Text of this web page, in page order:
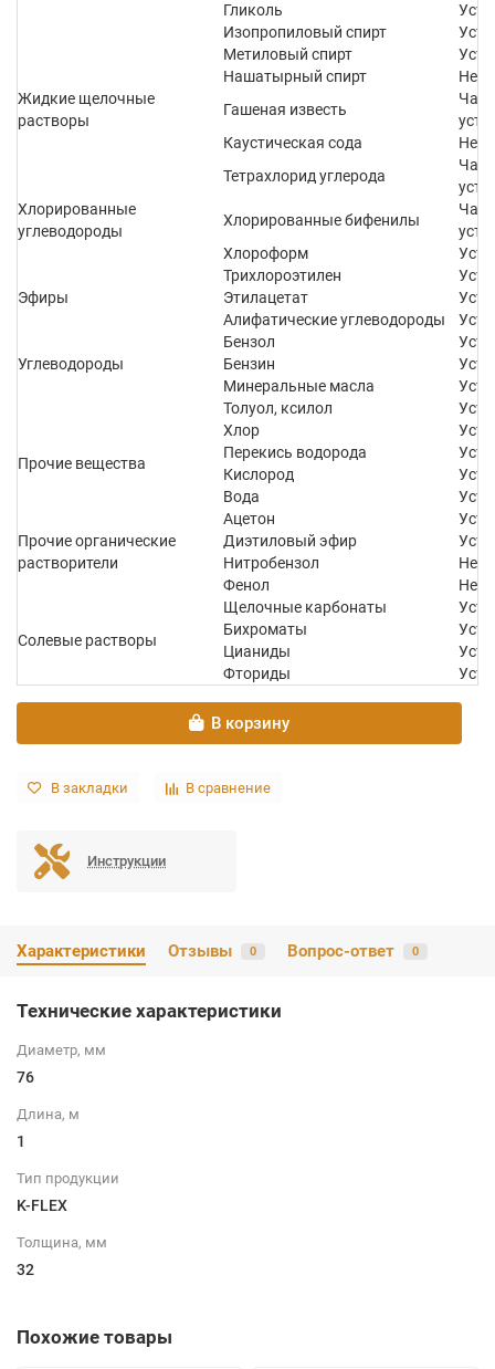
Гликоль
Изопропиловый спирт
Метиловый спирт
Жидкие щелочные
растворы
Нашатырный спирт
Не
Гашеная известь
Каустическая сода
Не
Хлорированные
углеводороды
Тетрахлорид углерода
Хлорированные бифенилы
Хлороформ
Трихлороэтилен
Эфиры
Этилацетат
Углеводороды
Алифатические углеводороды
Бензол
Бензин
Минеральные масла
Толуол, ксилол
Прочие вещества
Хлор
Перекись водорода
Кислород
Вода
Прочие органические
растворители
Ацетон
Диэтиловый эфир
Нитробензол
Не
Фенол
Не
Солевые растворы
Щелочные карбонаты
Бихроматы
Цианиды
Фториды
В корзину
В закладки В сравнение
Инструкции
Характеристики Отзывы 0 Вопрос-ответ 0
Технические характеристики
Диаметр, мм
76
Длина, м
1
Тип продукции
K-FLEX
Толщина, мм
32
Похожие товары